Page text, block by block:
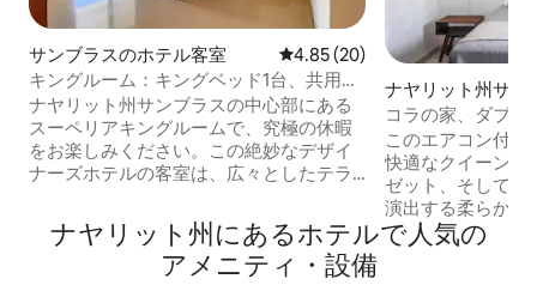
サンブラスのホテル客室 レビュー20件、5つ星中4.85つ
4.85 (20)
キングルーム：キングベッド1台、共用プ
ール（#4）
ナヤリット州サンブラスの中心部にある
スーペリアキングルームで、究極の休暇
をお楽しみください。この絶妙なデザイ
ナーズホテルの客室は、広々としたテラ
してリラックスしたり、リフレッシュす
るのに最適です。キングベッド、エアコ
ン、広々とした専用バスルーム、無料Wi-
ナヤリット州サン
コのホテル客室
コラの家、ダブル
このエアコン付き
快適なクイーンサ
ゼット、そして暖
演出する柔らかな
事用デスクが備わ
チャンネル付き
ナヤリット州にあるホ⁠テ⁠ル⁠で人⁠気⁠の
ア⁠メ⁠ニ⁠テ⁠ィ⁠・設⁠備